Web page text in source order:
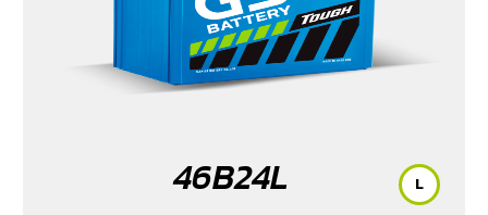
46B24L L